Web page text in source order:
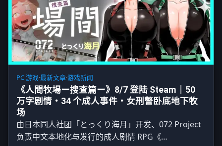
PC 游戏·最新文章·游戏新闻
《人間牧場ー搜查篇ー》8/7 登陆 Steam｜50
万字剧情・34 个成人事件・女刑警卧底地下牧
场
由日本同人社团「とっくり海月」开发、072 Project
负责中文本地化与发行的成人剧情 RPG《…